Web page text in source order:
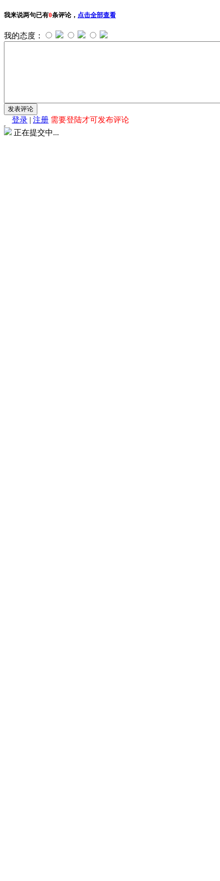
我来说两句已有0条评论， 点击全部查看
我的态度：
登录 | 注册 需要登陆才可发布评论
正在提交中...